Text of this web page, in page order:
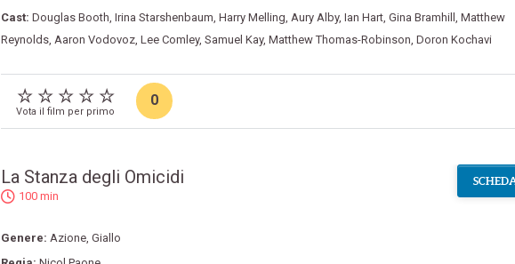
Cast: Douglas Booth Irina Starshenbaum Harry Melling Aury Alby, Ian Hart, Gina Bramhill Matthew
Reynolds, Aaron Vodovoz, Lee Comley, Samuel Kay, Matthew Thomas-Robinson Doron Kochavi
Vota il film per primo
0
La Stanza degli Omicidi
100 min
Genere: Azione, Giallo